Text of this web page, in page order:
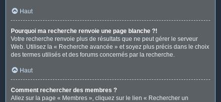
Haut
Pourquoi ma recherche renvoie une page blanche ?!
Votre recherche renvoie plus de résultats que ne peut gérer le serveur
Web. Utilisez la « Recherche avancée » et soyez plus précis dans le choix
des termes utilisés et des forums concernés par la recherche.
Haut
Comment rechercher des membres ?
Allez sur la page « Membres », cliquez sur le lien « Rechercher un